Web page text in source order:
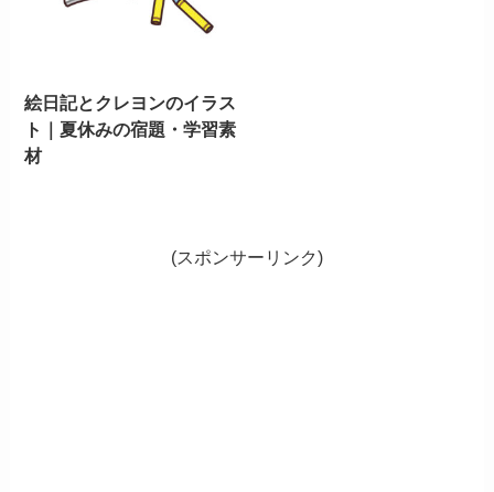
絵日記とクレヨンのイラス
ト｜夏休みの宿題・学習素
材
(スポンサーリンク)